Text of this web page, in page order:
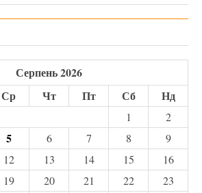
Серпень 2026
Ср Чт Пт Сб Нд
1
2
5 6 7 8
9
12 13 14 15
16
19 20 21 22
23